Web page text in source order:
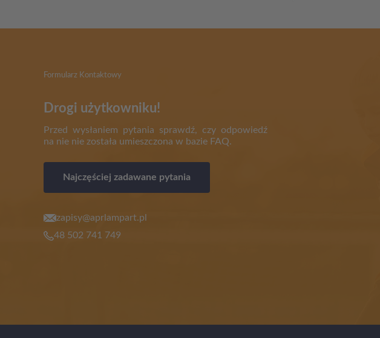
Formularz Kontaktowy
Drogi użytkowniku!
Przed wysłaniem pytania sprawdź, czy odpowiedź
na nie nie została umieszczona w bazie FAQ.
Najczęściej zadawane pytania
zapisy@aprlampart.pl
48 502 741 749